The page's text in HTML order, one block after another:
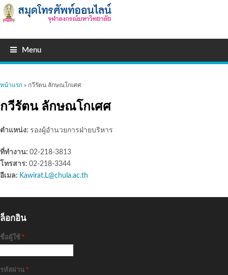
Menu
คุณอยู่ที่นี่
หน้าแรก » กวีรัตน ลักษณโกเศศ
กวีรัตน ลักษณโกเศศ
ตำแหน่ง: รองผู้อำนวยการฝ่ายบริหาร
ที่ทำงาน: 02-218-3813
โทรสาร: 02-218-3344
อีเมล: Kawirat.L@chula.ac.th
ล็อกอิน
ชื่อผู้ใช้ *
รหัสผ่าน *